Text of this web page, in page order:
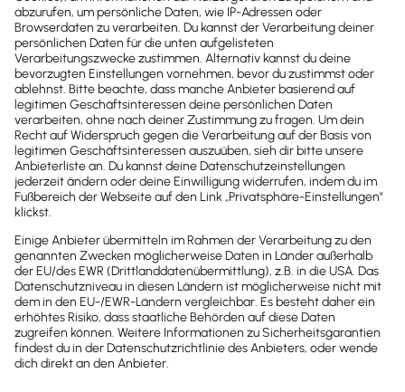
Newsletter
Brandheiße
News direkt in
dein Postfach
wichtige News zu
Gesetzesänderungen,
hilfreiche Praxis-Tipps und
kostenlose Tools für
Unternehmen erhalten?
Dann abonniere unseren